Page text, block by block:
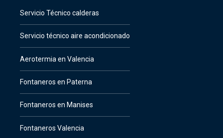
Servicio Técnico calderas
Servicio técnico aire acondicionado
Aerotermia en Valencia
Fontaneros en Paterna
Fontaneros en Manises
Fontaneros Valencia